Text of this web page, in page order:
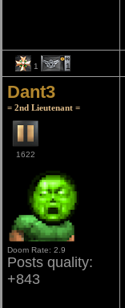
1 1
Dant3
= 2nd Lieutenant =
1622
Doom Rate: 2.9
Posts quality:
+843